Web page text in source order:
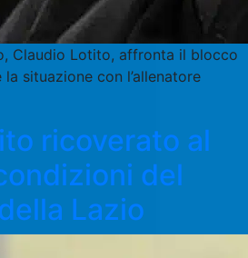
Claudio Lotito, affronta il blocco
situazione con l’allenatore
ricoverato al
del
Lazio